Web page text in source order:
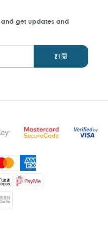
and get updates and